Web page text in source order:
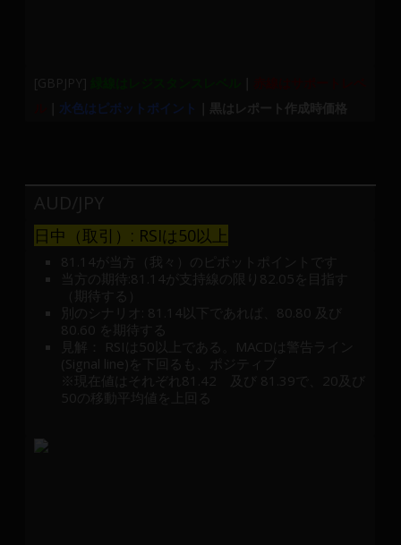
[GBPJPY]
｜水色はピボットポイント ｜黒はレポート作成時価格
AUD/JPY
日中（取引）: RSIは50以上
81.14が当方（我々）のピボットポイントです
当方の期待:81.14が支持線の限り82.05を目指す
（期待する）
別のシナリオ: 81.14以下であれば、80.80 及び
80.60 を期待する
見解： RSIは50以上である。MACDは警告ライン
(Signal line)を下回るも、ポジティブ
※現在値はそれぞれ81.42 及び 81.39で、20及び
50の移動平均値を上回る